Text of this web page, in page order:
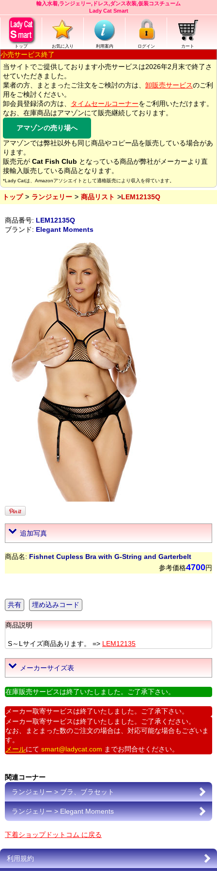
輸入水着,ランジェリー,ドレス,ダンス衣装,仮装コスチューム
Lady Cat Smart
トップ お気に入り 利用案内 ログイン カート
小売サービス終了
当サイトでご提供しております小売サービスは2026年2月末で終了さ
せていただきました。
業者の方、まとまったご注文をご検討の方は、 卸販売サービスのご利
用をご検討ください。
卸会員登録済の方は、
タイムセールコーナーをご利用いただけます。
なお、在庫商品はアマゾンにて販売継続しております。
アマゾンの売り場へ
アマゾンでは弊社以外も同じ商品やコピー品を販売している場合があ
ります。
販売元が Cat Fish Club となっている商品が弊社がメーカーより直
接輸入販売している商品となります。
*Lady Catは、Amazonアソシエイトとして適格販売により収入を得ています。
トップ ランジェリー 商品リスト LEM12135Q
商品番号: LEM12135Q
ブランド: Elegant Moments
追加写真
商品名: Fishnet Cupless Bra with G-String and Garterbelt
参考価格4700円
共有 埋め込みコード
商品説明
S～Lサイズ商品あります。 => LEM12135
メーカーサイズ表
在庫販売サービスは終了いたしました。ご了承下さい。
メーカー取寄サービスは終了いたしました。ご了承下さい。
メーカー取寄サービスは終了いたしました。ご了承ください。
なお、まとまった数のご注文の場合は、対応可能な場合もございま
す。
メールにて smart@ladycat.com までお問合せください。
関連コーナー
ランジェリー > ブラ、ブラセット
ランジェリー > Elegant Moments
下着ショップドットコム に戻る
利用規約